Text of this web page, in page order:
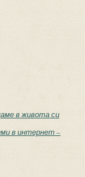
в живота си
в интернет –